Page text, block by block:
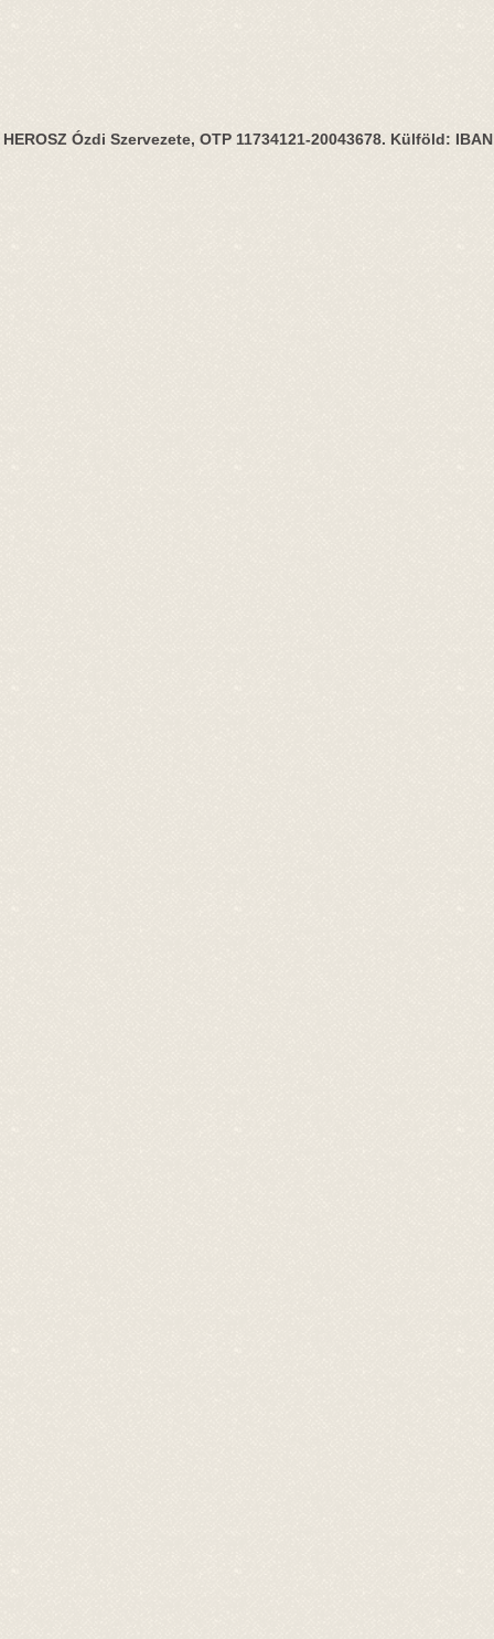
HEROSZ Ózdi Szervezete, OTP 11734121-20043678. Külföld: